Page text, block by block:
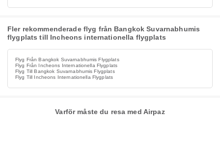
Fler rekommenderade flyg från Bangkok Suvarnabhumis
flygplats till Incheons internationella flygplats
Flyg Från Bangkok Suvarnabhumis Flygplats
Flyg Från Incheons Internationella Flygplats
Flyg Till Bangkok Suvarnabhumis Flygplats
Flyg Till Incheons Internationella Flygplats
Varför måste du resa med Airpaz